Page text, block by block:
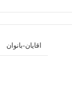
اقایان-بانوان